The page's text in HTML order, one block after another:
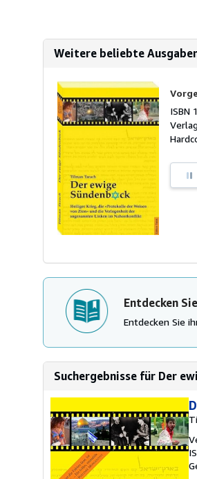
Weitere beliebte
ISBN
Entdecken
Entdecken Sie
Suchergebnisse für Der